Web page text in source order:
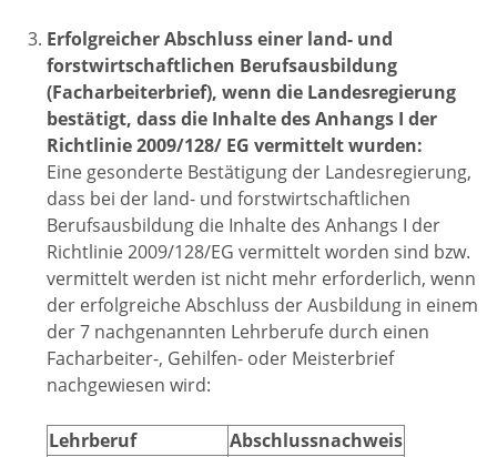
Erfolgreicher Abschluss einer land- und
forstwirtschaftlichen Berufsausbildung
(Facharbeiterbrief), wenn die Landesregierung
bestätigt, dass die Inhalte des Anhangs I der
Richtlinie 2009/128/ EG vermittelt wurden:
Eine gesonderte Bestätigung der Landesregierung,
dass bei der land- und forstwirtschaftlichen
Berufsausbildung die Inhalte des Anhangs I der
Richtlinie 2009/128/EG vermittelt worden sind bzw.
vermittelt werden ist nicht mehr erforderlich, wenn
der erfolgreiche Abschluss der Ausbildung in einem
der 7 nachgenannten Lehrberufe durch einen
Facharbeiter-, Gehilfen- oder Meisterbrief
nachgewiesen wird:
Lehrberuf
Abschlussnachweis